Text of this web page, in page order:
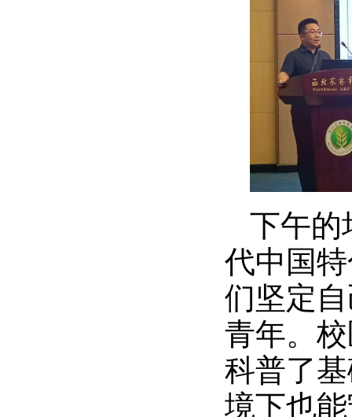
下午的
代中国
们坚定
青年。
科普了
境下也